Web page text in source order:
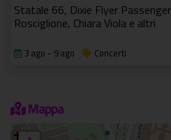
Statale 66, Dixie Flyer
Rosciglione, Chiara Viola e altri
3 ago - 9 ago Concerti
Mappa